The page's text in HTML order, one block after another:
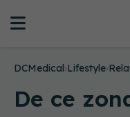
DCMedical›Lifestyle›
De ce